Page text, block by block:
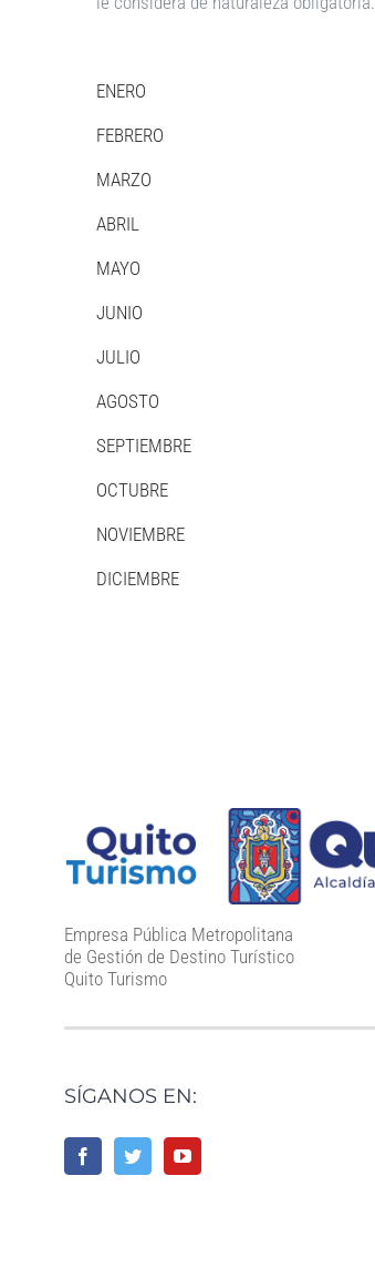
ENERO
FEBRERO
MARZO
ABRIL
MAYO
JUNIO
JULIO
AGOSTO
SEPTIEMBRE
OCTUBRE
NOVIEMBRE
DICIEMBRE
Empresa Pública Metropolitana
de Gestión de Destino Turístico
Quito Turismo
SÍGANOS EN: